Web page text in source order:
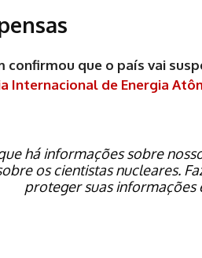
confirmou que o país vai
Internacional de Energia
há informações sobre
os cientistas nucleares.
proteger suas informações